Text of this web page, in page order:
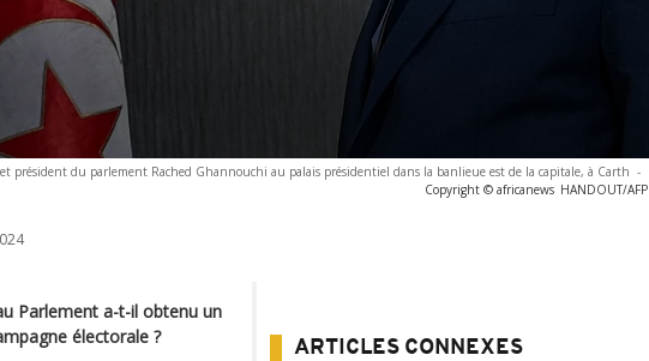
président du parlement Rached Ghannouchi au palais présidentiel dans la banlieue est de la capitale, à Carth -
Copyright © africanews HANDOUT/AFP
Parlement a-t-il obtenu un
électorale ?
ARTICLES CONNEXES